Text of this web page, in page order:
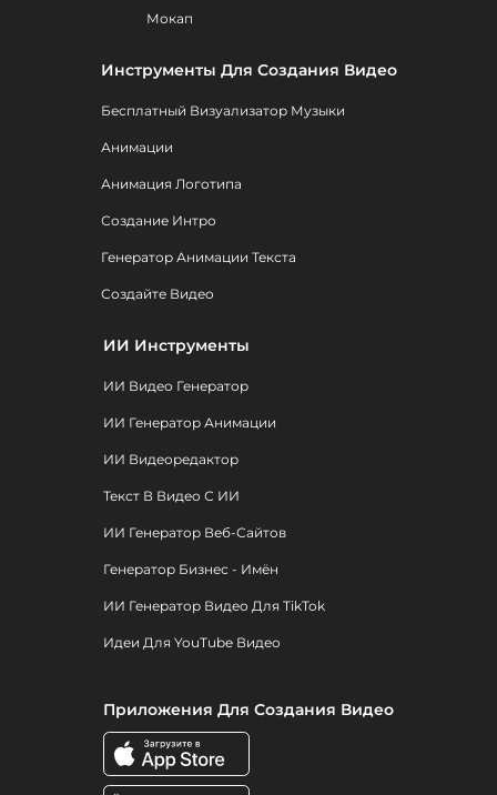
Мокап
Инструменты Для Создания Видео
Бесплатный Визуализатор Музыки
Анимации
Анимация Логотипа
Создание Интро
Генератор Анимации Текста
Создайте Видео
ИИ Инструменты
ИИ Видео Генератор
ИИ Генератор Анимации
ИИ Видеоредактор
Текст В Видео С ИИ
ИИ Генератор Веб-Сайтов
Генератор Бизнес - Имён
ИИ Генератор Видео Для TikTok
Идеи Для YouTube Видео
Приложения Для Создания Видео